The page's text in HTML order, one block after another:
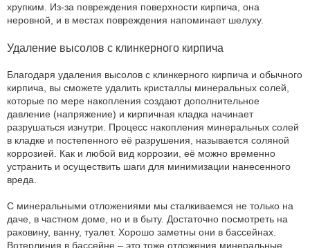
хрупким. Из-за повреждения поверхности кирпича, она
неровной, и в местах повреждения напоминает шелуху.
Удаление высолов с клинкерного кирпича
Благодаря удаления высолов с клинкерного кирпича и обычного
кирпича, вы сможете удалить кристаллы минеральных солей,
которые по мере накопления создают дополнительное
давление (напряжение) и кирпичная кладка начинает
разрушаться изнутри. Процесс накопления минеральных солей
в кладке и постепенного её разрушения, называется соляной
коррозией. Как и любой вид коррозии, её можно временно
устранить и осуществить шаги для минимизации нанесенного
вреда.
С минеральными отложениями мы сталкиваемся не только на
даче, в частном доме, но и в быту. Достаточно посмотреть на
раковину, ванну, туалет. Хорошо заметны они в бассейнах.
Вотерлиния в бассейне – это тоже отложения минеральные,